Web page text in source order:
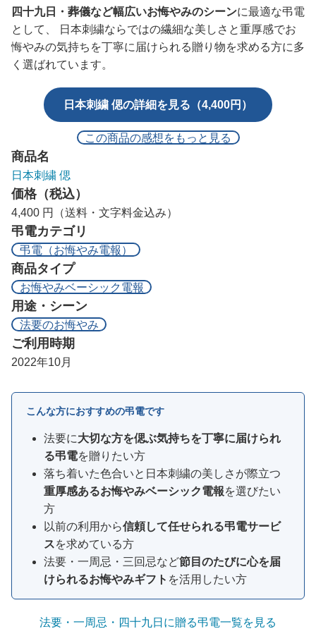
四十九日・葬儀など幅広いお悔やみのシーンに最適な弔電
として、 日本刺繍ならではの繊細な美しさと重厚感でお
悔やみの気持ちを丁寧に届けられる贈り物を求める方に多
く選ばれています。
日本刺繍 偲の詳細を見る（4,400円）
この商品の感想をもっと見る
商品名
日本刺繍 偲
価格（税込）
4,400 円（送料・文字料金込み）
弔電カテゴリ
弔電（お悔やみ電報）
商品タイプ
お悔やみベーシック電報
用途・シーン
法要のお悔やみ
ご利用時期
2022年10月
こんな方におすすめの弔電です
法要に大切な方を偲ぶ気持ちを丁寧に届けられ
る弔電を贈りたい方
落ち着いた色合いと日本刺繍の美しさが際立つ
重厚感あるお悔やみベーシック電報を選びたい
方
以前の利用から信頼して任せられる弔電サービ
スを求めている方
法要・一周忌・三回忌など節目のたびに心を届
けられるお悔やみギフト を活用したい方
法要・一周忌・四十九日に贈る弔電一覧を見る